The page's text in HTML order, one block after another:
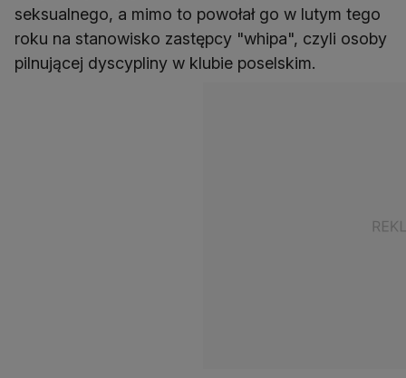
seksualnego, a mimo to powołał go w lutym tego
roku na stanowisko zastępcy "whipa", czyli osoby
pilnującej dyscypliny w klubie poselskim.